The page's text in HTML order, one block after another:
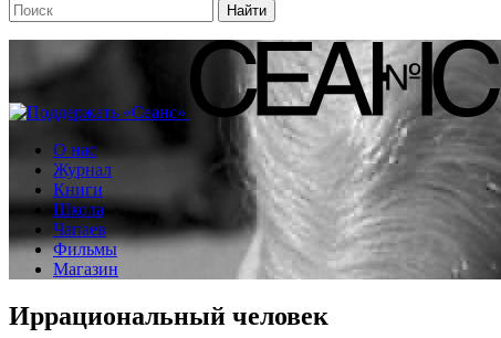
О нас
Журнал
Книги
Школа
Чапаев
Фильмы
Магазин
Иррациональный человек